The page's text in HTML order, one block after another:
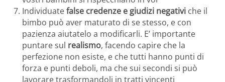
Individuatefalse credenze e giudizi negativi che il
bimbo può aver maturato di se stesso, e con
pazienza aiutatelo a modificarli. E’ importante
puntare sul realismo, facendo capire che la
perfezione non esiste, e che tutti hanno punti di
forza e punti deboli, ma che sui secondi si può
lavorare trasformandoli in tratti vincenti